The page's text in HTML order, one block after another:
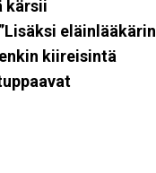
kärsii
eläinlääkärin
kiireisintä